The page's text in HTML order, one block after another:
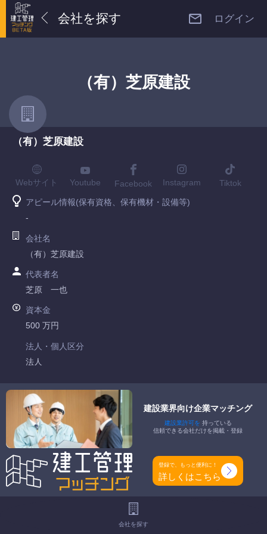
会社を探す ログイン
（有）芝原建設
（有）芝原建設
Webサイト Youtube Facebook Instagram Tiktok
アピール情報(保有資格、保有機材・設備等)
-
会社名
（有）芝原建設
代表者名
芝原 一也
資本金
500 万円
法人・個人区分
法人
許可番号
千葉県知事許可 第029698号
特定建設業
-
一般建設業
土木一式工事業 とび・土木工事業 舗装工事業 解体工事業
建設業界向け企業マッチング
建設業許可を 持っている
信頼できる会社だけを掲載・登録
登録で、もっと便利に！
詳しくはこちら
会社を探す